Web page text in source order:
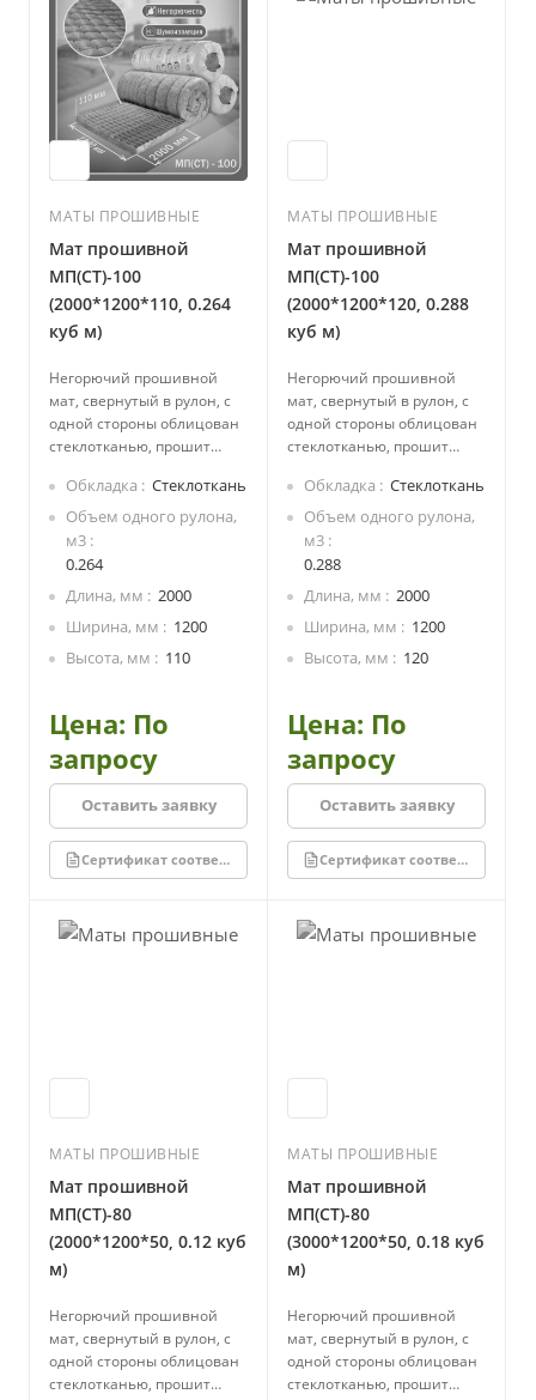
МАТЫ ПРОШИВНЫЕ
Мат прошивной
МП(СТ)-100
(2000*1200*110, 0.264
куб м)
Негорючий прошивной
мат, свернутый в рулон, с
одной стороны облицован
стеклотканью, прошит
Производится из каменной
ваты на основе
базальтовых пород.
Экологически безопасный,
Стеклоткань придает
дополнительно защитные
свойства для утеплителя и
конструкции.
Обкладка
Стеклоткань
Объем одного рулона,
м3
0.264
Длина, мм
2000
Ширина, мм
1200
Высота, мм
110
Цена: По
запросу
Оставить заявку
Сертификат соответствия
МАТЫ ПРОШИВНЫЕ
Мат прошивной
МП(СТ)-100
(2000*1200*120, 0.288
куб м)
Негорючий прошивной
мат, свернутый в рулон, с
одной стороны облицован
стеклотканью, прошит
Производится из каменной
ваты на основе
базальтовых пород.
Экологически безопасный,
Стеклоткань придает
дополнительно защитные
свойства для утеплителя и
конструкции.
Обкладка
Стеклоткань
Объем одного рулона,
м3
0.288
Длина, мм
2000
Ширина, мм
1200
Высота, мм
120
Цена: По
запросу
Оставить заявку
Сертификат соответствия
МАТЫ ПРОШИВНЫЕ
Мат прошивной
МП(СТ)-80
(2000*1200*50, 0.12 куб
м)
Негорючий прошивной
мат, свернутый в рулон, с
одной стороны облицован
стеклотканью, прошит
МАТЫ ПРОШИВНЫЕ
Мат прошивной
МП(СТ)-80
(3000*1200*50, 0.18 куб
м)
Негорючий прошивной
мат, свернутый в рулон, с
одной стороны облицован
стеклотканью, прошит